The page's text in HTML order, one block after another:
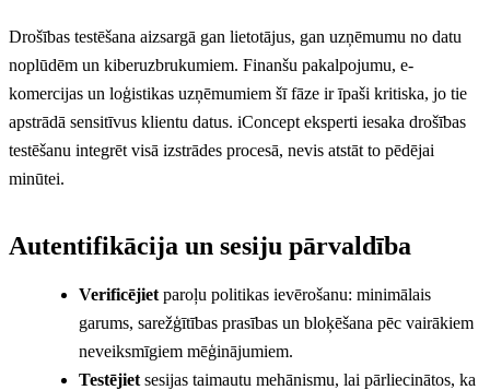
Drošības testēšana aizsargā gan lietotājus, gan uzņēmumu no datu
noplūdēm un kiberuzbrukumiem. Finanšu pakalpojumu, e-
komercijas un loģistikas uzņēmumiem šī fāze ir īpaši kritiska, jo tie
apstrādā sensitīvus klientu datus. iConcept eksperti iesaka drošības
testēšanu integrēt visā izstrādes procesā, nevis atstāt to pēdējai
minūtei.
Autentifikācija un sesiju pārvaldība
Verificējiet paroļu politikas ievērošanu: minimālais
garums, sarežģītības prasības un bloķēšana pēc vairākiem
neveiksmīgiem mēģinājumiem.
Testējiet sesijas taimautu mehānismu, lai pārliecinātos, ka